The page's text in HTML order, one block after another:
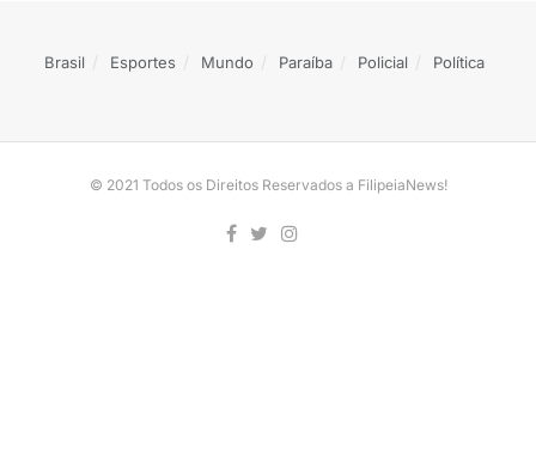
Brasil Esportes Mundo Paraíba Policial Política
© 2021 Todos os Direitos Reservados a FilipeiaNews!